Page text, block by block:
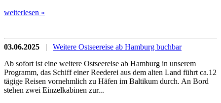
weiterlesen »
03.06.2025 | Weitere Ostseereise ab Hamburg buchbar
Ab sofort ist eine weitere Ostseereise ab Hamburg in unserem
Programm, das Schiff einer Reederei aus dem alten Land führt ca.12
tägige Reisen vornehmlich zu Häfen im Baltikum durch. An Bord
stehen zwei Einzelkabinen zur...